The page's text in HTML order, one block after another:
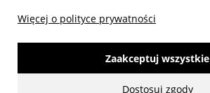
Więcej o polityce prywatności
Dostosuj zgody
Zaakceptuj wszystkie